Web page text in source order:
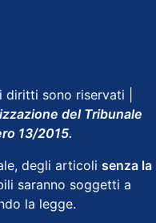
sono riservati |
del Tribunale
13/2015.
degli articoli senza la
saranno soggetti a
la legge.